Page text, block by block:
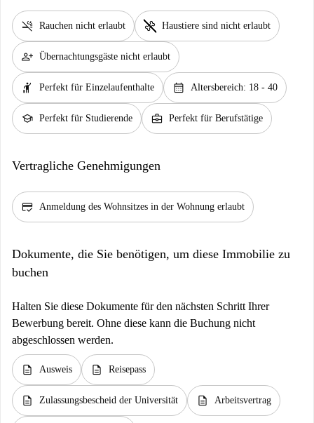
smoke_free Rauchen nicht erlaubt pet_supplies Haustiere sind nicht erlaubt
person_add Übernachtungsgäste nicht erlaubt
hail Perfekt für Einzelaufenthalte calendar_month Altersbereich: 18 - 40
school Perfekt für Studierende business_center Perfekt für Berufstätige
Vertragliche Genehmigungen
credit_score Anmeldung des Wohnsitzes in der Wohnung erlaubt
Dokumente, die Sie benötigen, um diese Immobilie zu
buchen
Halten Sie diese Dokumente für den nächsten Schritt Ihrer
Bewerbung bereit. Ohne diese kann die Buchung nicht
abgeschlossen werden.
description Ausweis description Reisepass
description Zulassungsbescheid der Universität description Arbeitsvertrag